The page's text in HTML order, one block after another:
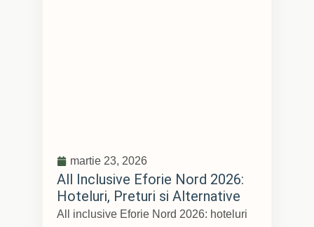
martie 23, 2026
All Inclusive Eforie Nord 2026:
Hoteluri, Preturi si Alternative
All inclusive Eforie Nord 2026: hoteluri